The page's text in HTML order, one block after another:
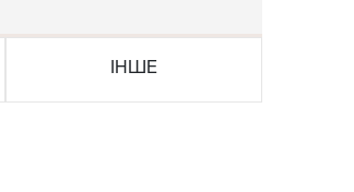
ІНШЕ